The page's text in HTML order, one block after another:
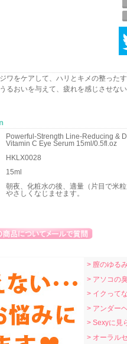
ワをケアして、ハリとキメの整った
るおいを与えて、疲れを感じさせな
Powerful-Strength Line-Reducing &
Vitamin C Eye Serum 15ml/0.5fl.oz
HKLX0028
15ml
朝夜、化粧水の後、適量（片目で米
やさしくなじませます。
> 膣のゆる
> アソコの
> イクって
> アンダー
> Sexyに見
> オーラル